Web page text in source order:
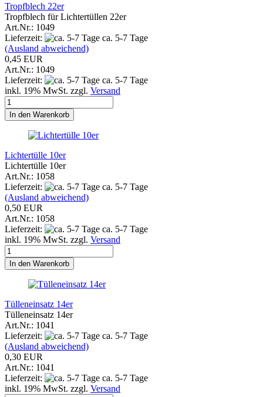
Tropfblech 22er
Tropfblech für Lichtertüllen 22er
Art.Nr.: 1049
Lieferzeit:
ca. 5-7 Tage
(Ausland abweichend)
0,45 EUR
Art.Nr.: 1049
Lieferzeit:
ca. 5-7 Tage
inkl. 19% MwSt. zzgl. Versand
In den Warenkorb
Lichtertülle 10er
Lichtertülle 10er
Art.Nr.: 1058
Lieferzeit:
ca. 5-7 Tage
(Ausland abweichend)
0,50 EUR
Art.Nr.: 1058
Lieferzeit:
ca. 5-7 Tage
inkl. 19% MwSt. zzgl. Versand
In den Warenkorb
Tülleneinsatz 14er
Tülleneinsatz 14er
Art.Nr.: 1041
Lieferzeit:
ca. 5-7 Tage
(Ausland abweichend)
0,30 EUR
Art.Nr.: 1041
Lieferzeit:
ca. 5-7 Tage
inkl. 19% MwSt. zzgl. Versand